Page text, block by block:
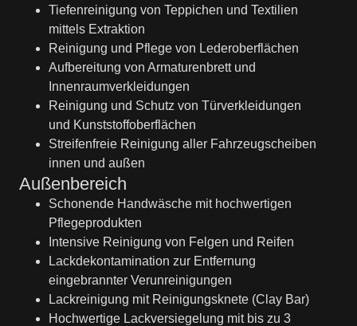
Tiefenreinigung von Teppichen und Textilien
mittels Extraktion
Reinigung und Pflege von Lederoberflächen
Aufbereitung von Armaturenbrett und
Innenraumverkleidungen
Reinigung und Schutz von Türverkleidungen
und Kunststoffoberflächen
Streifenfreie Reinigung aller Fahrzeugscheiben
innen und außen
Außenbereich
Schonende Handwäsche mit hochwertigen
Pflegeprodukten
Intensive Reinigung von Felgen und Reifen
Lackdekontamination zur Entfernung
eingebrannter Verunreinigungen
Lackreinigung mit Reinigungsknete (Clay Bar)
Hochwertige Lackversiegelung mit bis zu 3